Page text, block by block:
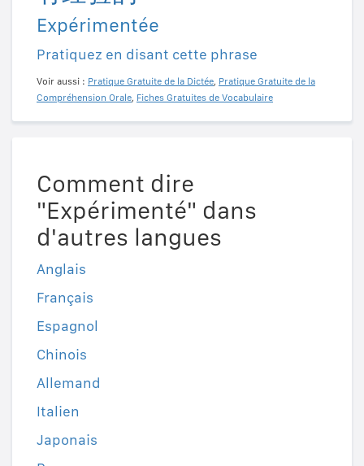
Expérimentée
Pratiquez en disant cette phrase
Voir aussi : Pratique Gratuite de la Dictée, Pratique Gratuite de la
Compréhension Orale, Fiches Gratuites de Vocabulaire
Comment dire
"Expérimenté" dans
d'autres langues
Anglais
Français
Espagnol
Chinois
Allemand
Italien
Japonais